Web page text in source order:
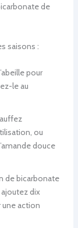
de
saisons :
pour
le au
ou
douce
de bicarbonate
dix
une action